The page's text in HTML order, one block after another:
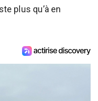
plus qu’à en